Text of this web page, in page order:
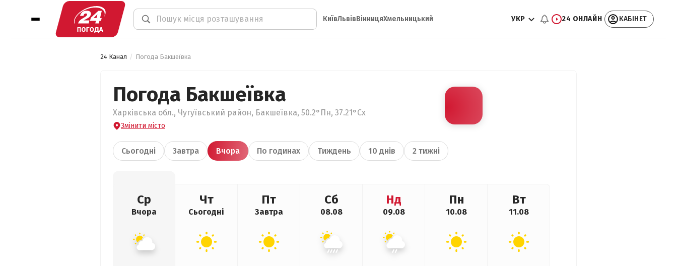
КиївЛьвівВінницяХмельницький УКР 24 ОНЛАЙН КАБІНЕТ
24 Канал Погода Бакшеївка
Погода Бакшеївка
Харківська обл., Чугуївський район, Бакшеївка, 50.2°Пн, 37.21°Сх
Змінити місто
Сьогодні Завтра Вчора По годинах Тиждень 10 днів 2 тижні
Ср
Вчора
Чт
Сьогодні
Пт
Завтра
Сб
08.08
Нд
09.08
Пн
10.08
Вт
11.08